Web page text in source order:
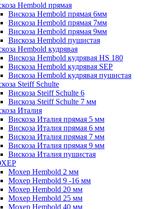
Hembold прямая
Вискоза Hembold прямая 6мм
Вискоза Hembold прямая 7мм
Вискоза Hembold прямая 9мм
Вискоза Hembold пушистая
Hembold кудрявая
Вискоза Hembold кудрявая HS 180
Вискоза Hembold кудрявая SEP
Вискоза Hembold кудрявая пушистая
Steiff Schulte
Вискоза Steiff Schulte 6
Вискоза Steiff Schulte 7 мм
Италия
Вискоза Италия прямая 5 мм
Вискоза Италия прямая 6 мм
Вискоза Италия прямая 7 мм
Вискоза Италия прямая 9 мм
Вискоза Италия пушистая
Мохер Hembold 2 мм
Мохер Hembold 9 -16 мм
Мохер Hembold 20 мм
Мохер Hembold 25 мм
Мохер Hembold 40 мм